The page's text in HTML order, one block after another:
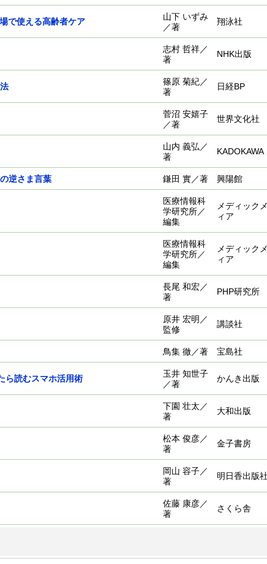
で使える高齢者ケア
山下 いずみ
／著
翔泳社
志村 哲祥／
著
NHK出版
篠原 菊紀／
著
日経BP
菅沼 安嬉子
／著
世界文化社
山内 義弘／
著
KADOKAWA
逆さま言葉 鎌田 實／著 興陽館
医療情報科
学研究所／
編集
メディック
ィア
医療情報科
学研究所／
編集
メディック
ィア
長尾 和宏／
著
PHP研究所
原井 宏明／
監修
講談社
鳥集 徹／著 宝島社
ら読むスマホ活用術
玉井 知世子
／著
かんき出版
下園 壮太／
著
大和出版
松本 俊彦／
著
金子書房
岡山 容子／
著
明日香出版社
佐藤 康彦／
著
さくら舎